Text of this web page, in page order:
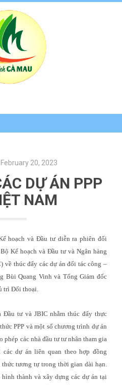
February 20, 2023
DỰ ÁN PPP
NAM
hoạch và Đầu tư diễn ra phiên đối
Kế hoạch và Đầu tư và Ngân hàng
về thúc đẩy các dự án đối tác công –
Bùi Quang Vinh và Tổng Giám đốc
trì Đối thoại.
tư và JBIC nhằm thúc đẩy thực
PPP và một số chương trình dự án
phép các nhà đầu tư tư nhân tham gia
dự án liên quan theo hợp đồng
tương tự trong thời gian dài hạn.
thành và xây dựng các dự án tại